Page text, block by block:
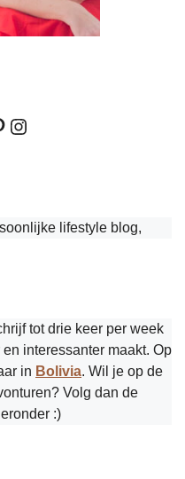
Instagram
lifestyle blog,
tot drie keer per week
interessanter maakt. Op
in Bolivia. Wil je op de
Volg dan de
:)